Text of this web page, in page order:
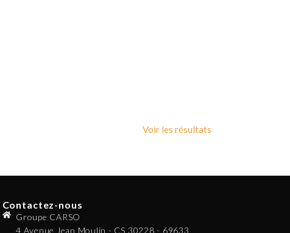
Voir les résultats
Contactez-nous
Groupe CARSO
4 Avenue Jean Moulin - CS 30228 - 69633